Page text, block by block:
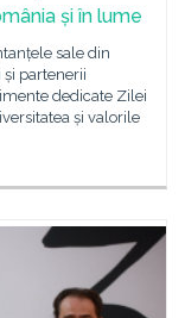
și în lume
sale din
partenerii
dedicate Zilei
și valorile